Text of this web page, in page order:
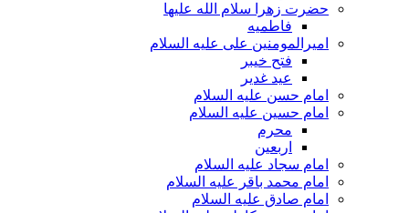
حضرت زهرا سلام الله علیها
فاطمیه
امیرالمومنین علی علیه السلام
فتح خیبر
عید غدیر
امام حسن علیه السلام
امام حسین علیه السلام
محرم
اربعین
امام سجاد علیه السلام
امام محمد باقر علیه السلام
امام صادق علیه السلام